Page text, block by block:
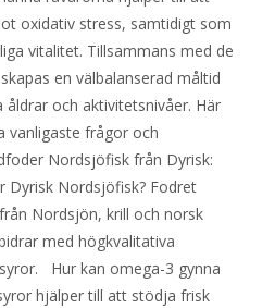
oxidativ stress, samtidigt som
vitalitet. Tillsammans med de
en välbalanserad måltid
åldrar och aktivitetsnivåer. Här
vanligaste frågor och
Nordsjöfisk från Dyrisk:
Dyrisk Nordsjöfisk? Fodret
Nordsjön, krill och norsk
med högkvalitativa
Hur kan omega-3 gynna
hjälper till att stödja frisk